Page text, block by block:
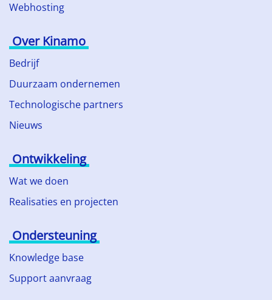
Webhosting
Over Kinamo
Bedrijf
Duurzaam ondernemen
Technologische partners
Nieuws
Ontwikkeling
Wat we doen
Realisaties en projecten
Ondersteuning
Knowledge base
Support aanvraag